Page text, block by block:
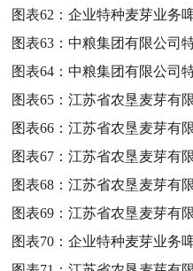
图表62：企业特种麦芽业务
图表63：中粮集团有限公司
图表64：中粮集团有限公司
图表65：江苏省农垦麦芽有
图表66：江苏省农垦麦芽有
图表67：江苏省农垦麦芽有
图表68：江苏省农垦麦芽有
图表69：江苏省农垦麦芽有
图表70：企业特种麦芽业务